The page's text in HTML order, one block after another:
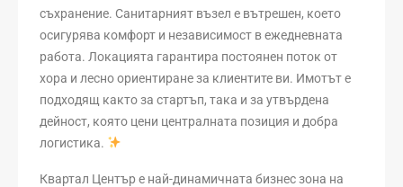
съхранение. Санитарният възел е вътрешен, което
осигурява комфорт и независимост в ежедневната
работа. Локацията гарантира постоянен поток от
хора и лесно ориентиране за клиентите ви. Имотът е
подходящ както за стартъп, така и за утвърдена
дейност, която цени централната позиция и добра
логистика.
Квартал Център е най-динамичната бизнес зона на